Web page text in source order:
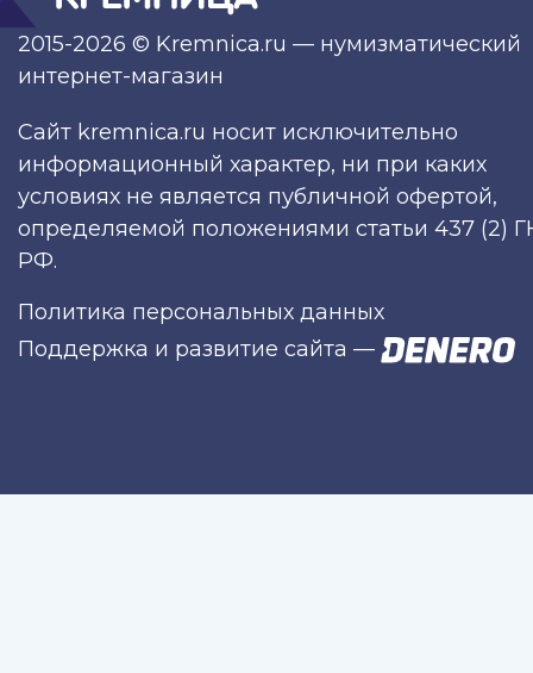
2015-2026 © Kremnica.ru — нумизматический
интернет-магазин
Сайт kremnica.ru носит исключительно
информационный характер, ни при каких
условиях не является публичной офертой,
определяемой положениями статьи 437 (2)
РФ.
Политика персональных данных
Поддержка и развитие сайта —